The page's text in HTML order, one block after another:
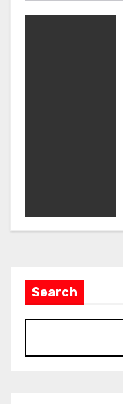
g
Search